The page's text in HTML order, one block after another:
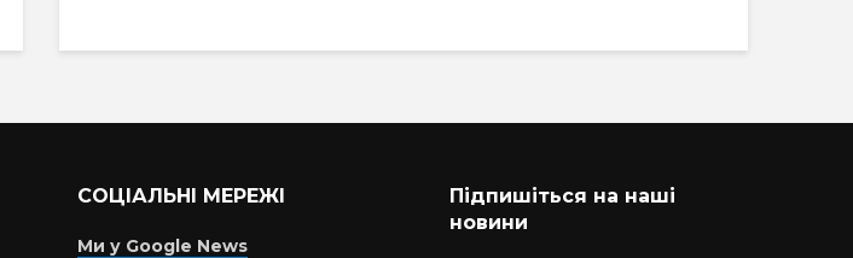
СОЦІАЛЬНІ МЕРЕЖІ
Ми у Google News
Підпишіться на наші
новини